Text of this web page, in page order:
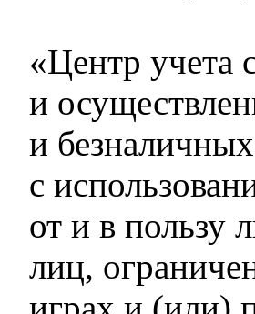
«Центр учета
и
и
с
от и в пользу
лиц,